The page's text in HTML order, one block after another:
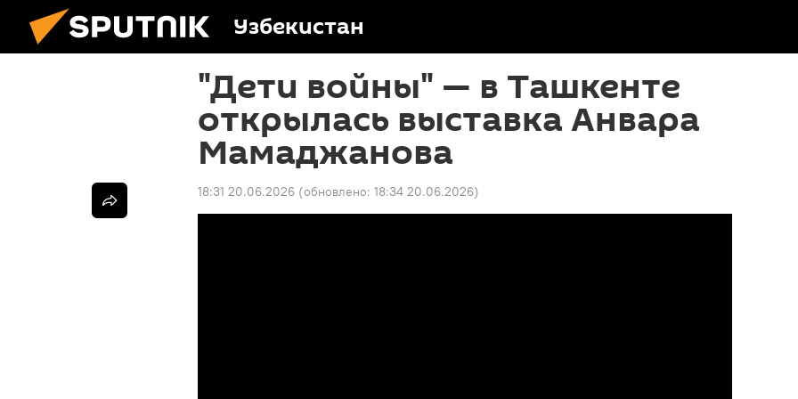
Узбекистан
"Дети войны" — в Ташкенте
открылась выставка Анвара
Мамаджанова
18:31 20.06.2026 (обновлено: 18:34 20.06.2026)